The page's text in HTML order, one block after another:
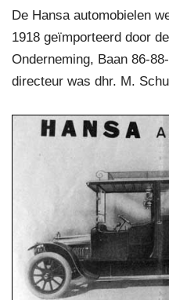
De Hansa automobielen
1918 geïmporteerd door
Onderneming, Baan 86-
directeur was dhr. M.